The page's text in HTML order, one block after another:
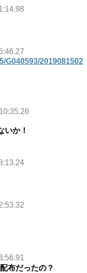
G040593/2019081502
いか！
布だったの？